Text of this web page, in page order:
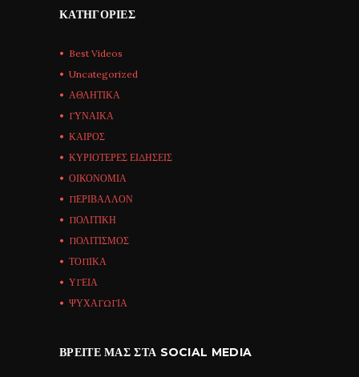
ΚΑΤΗΓΟΡΊΕΣ
Best Videos
Uncategorized
ΑΘΛΗΤΙΚΑ
ΓΥΝΑΙΚΑ
ΚΑΙΡΟΣ
ΚΥΡΙΟΤΕΡΕΣ ΕΙΔΗΣΕΙΣ
ΟΙΚΟΝΟΜΙΑ
ΠΕΡΙΒΑΛΛΟΝ
ΠΟΛΙΤΙΚΗ
ΠΟΛΙΤΙΣΜΟΣ
ΤΟΠΙΚΑ
ΥΓΕΙΑ
ΨΥΧΑΓΩΓΙΑ
ΒΡΕΊΤΕ ΜΑΣ ΣΤΑ SOCIAL MEDIA